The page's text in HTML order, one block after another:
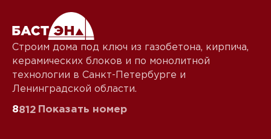
Строим дома под ключ из газобетона, кирпича,
керамических блоков и по монолитной
технологии в Санкт-Петербурге и
Ленинградской области.
8812 Показать номер